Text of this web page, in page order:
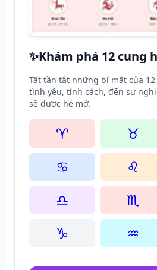
✨Khám phá 12 cung
Tất tần tật những bí mật của
tình yêu, tính cách, đến sự
sẽ được hé mở.
♈ ♉
♋
♌
♎
♏
♑
♒